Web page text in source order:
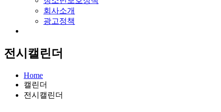
회사소개
광고정책
전시캘린더
Home
캘린더
전시캘린더